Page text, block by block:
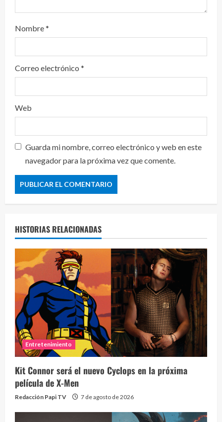
Nombre*
Correo electrónico *
Web
Guarda mi nombre, correo electrónico y web en este
navegador para la próxima vez que comente.
HISTORIAS RELACIONADAS
Entretenimiento
Kit Connor será el nuevo Cyclops en la próxima
película de X-Men
Redacción Papi TV 7 de agosto de 2026